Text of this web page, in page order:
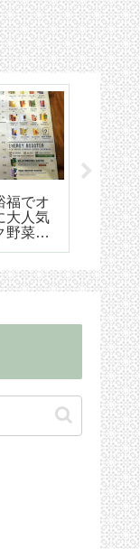
イ）長
めのリ
NON-
【
マイ空
ド 降
ら市内
手続き